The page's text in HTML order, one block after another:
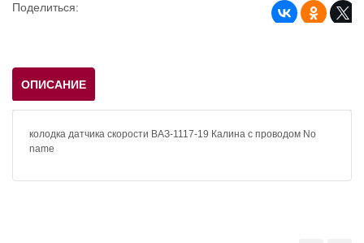
Поделиться:
ОПИСАНИЕ
колодка датчика скорости ВАЗ-1117-19 Калина с проводом No
name